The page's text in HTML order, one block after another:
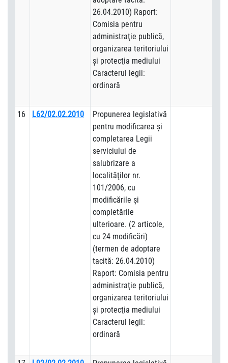
26.04.2010) Raport:
Comisia pentru
administraţie publică,
organizarea teritoriului
şi protecţia mediului
Caracterul legii:
ordinară
16 L62/02.02.2010
Propunerea legislativă
pentru modificarea şi
completarea Legii
serviciului de
salubrizare a
localităţilor nr.
101/2006, cu
modificările şi
completările
ulterioare. (2 articole,
cu 24 modificări)
(termen de adoptare
tacită: 26.04.2010)
Raport: Comisia pentru
administraţie publică,
organizarea teritoriului
şi protecţia mediului
Caracterul legii:
ordinară